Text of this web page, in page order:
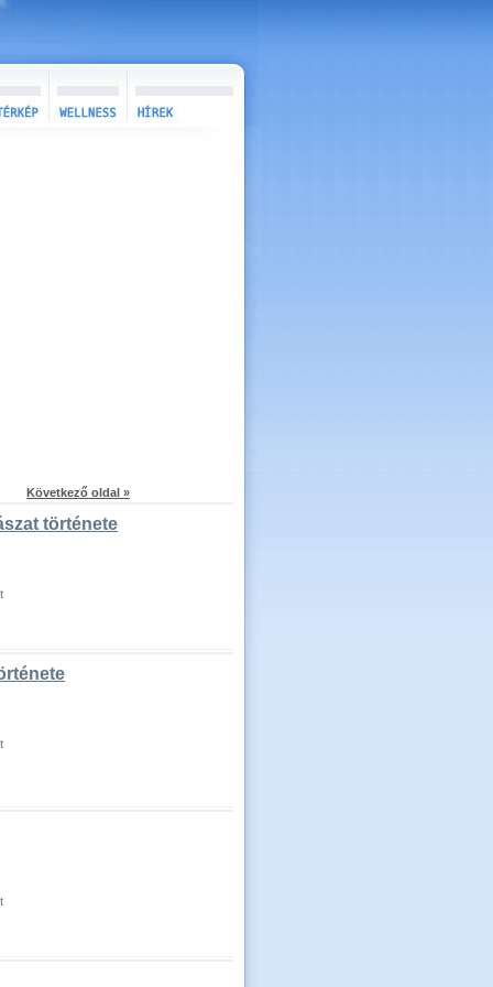
Következő oldal »
története